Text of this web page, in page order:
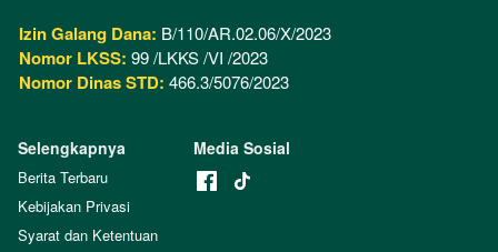
Izin Galang Dana: B/110/AR.02.06/X/2023
Nomor LKSS: 99 /LKKS /VI /2023
Nomor Dinas STD: 466.3/5076/2023
Selengkapnya
Berita Terbaru
Kebijakan Privasi
Syarat dan Ketentuan
Media Sosial